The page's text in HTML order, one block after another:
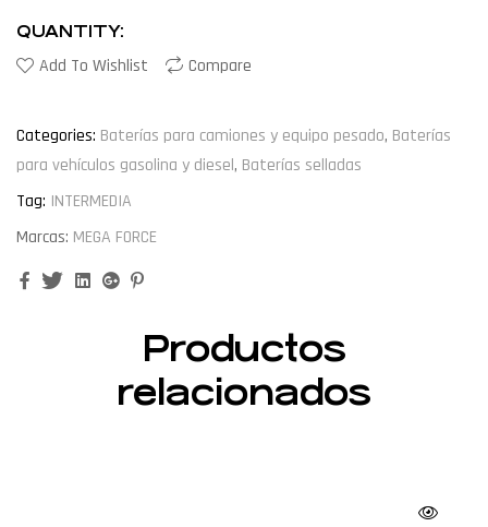
QUANTITY:
Add To Wishlist Compare
Categories: Baterías para camiones y equipo pesado, Baterías
para vehículos gasolina y diesel, Baterías selladas
Tag: INTERMEDIA
Marcas: MEGA FORCE
FacebookTwitterLinkedinGoogle+
Productos
relacionados